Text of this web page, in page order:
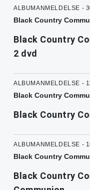
ALBUMANMELDELSE -
Black Country
Black Country
2 dvd
ALBUMANMELDELSE -
Black Country
Black Country
ALBUMANMELDELSE -
Black Country
Black Country